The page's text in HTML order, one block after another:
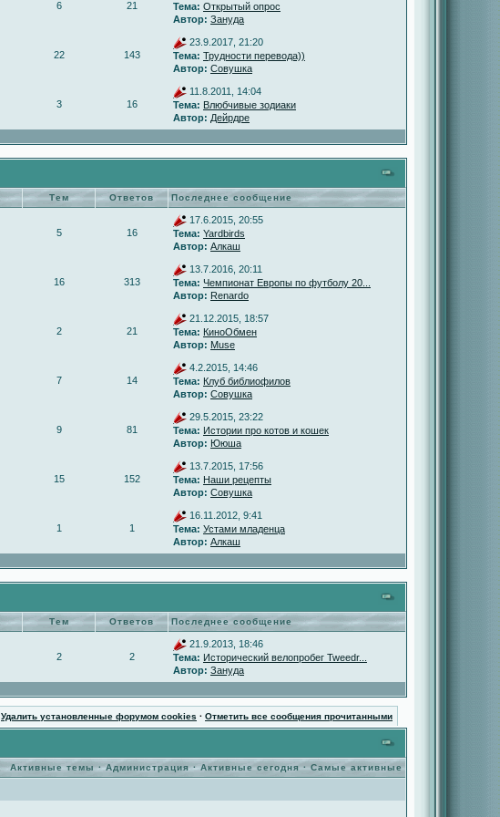
6 21
Тема: Открытый опрос
Автор: Зануда
22 143
23.9.2017, 21:20
Тема: Трудности перевода))
Автор: Совушка
3 16
11.8.2011, 14:04
Тема: Влюбчивые зодиаки
Автор: Дейрдре
Тем Ответов Последнее сообщение
5 16
17.6.2015, 20:55
Тема: Yardbirds
Автор: Алкаш
16 313
13.7.2016, 20:11
Тема: Чемпионат Европы по футболу 20...
Автор: Renardo
2 21
21.12.2015, 18:57
Тема: КиноОбмен
Автор: Muse
7 14
4.2.2015, 14:46
Тема: Клуб библиофилов
Автор: Совушка
9 81
29.5.2015, 23:22
Тема: Истории про котов и кошек
Автор: Ююша
15 152
13.7.2015, 17:56
Тема: Наши рецепты
Автор: Совушка
1 1
16.11.2012, 9:41
Тема: Устами младенца
Автор: Алкаш
Тем Ответов Последнее сообщение
2 2
21.9.2013, 18:46
Тема: Исторический велопробег Tweedr...
Автор: Зануда
Удалить установленные форумом cookies · Отметить все сообщения прочитанными
Активные темы·Администрация·Активные сегодня · Самые активные